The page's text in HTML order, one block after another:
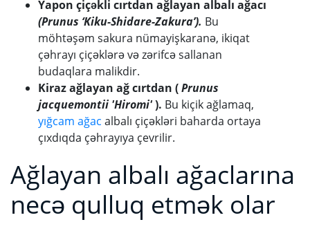
Yapon çiçəkli cırtdan ağlayan albalı ağacı
(Prunus ‘Kiku-Shidare-Zakura’). Bu
möhtəşəm sakura nümayişkaranə, ikiqat
çəhrayı çiçəklərə və zərifcə sallanan
budaqlara malikdir.
Kiraz ağlayan ağ cırtdan (Prunus
jacquemontii 'Hiromi'). Bu kiçik ağlamaq,
yığcam ağac albalı çiçəkləri baharda ortaya
çıxdıqda çəhrayıya çevrilir.
Ağlayan albalı ağaclarına
necə qulluq etmək olar